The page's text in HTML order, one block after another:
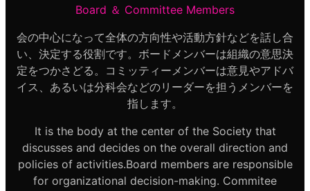
Board ＆ Committee Members
会の中心になって全体の方向性や活動方針などを話し合
い、決定する役割です。ボードメンバーは組織の意思決
定をつかさどる。コミッティーメンバーは意見やアドバ
イス、あるいは分科会などのリーダーを担うメンバーを
指します。
It is the body at the center of the Society that
discusses and decides on the overall direction and
policies of activities.Board members are responsible
for organizational decision-making. Commitee